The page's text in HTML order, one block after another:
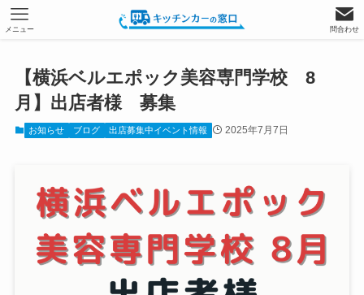
問合わせ
メニュー
【横浜ベルエポック美容専門学校 8
月】出店者様 募集
お知らせ ブログ 出店募集中イベント情報 2025年7月7日